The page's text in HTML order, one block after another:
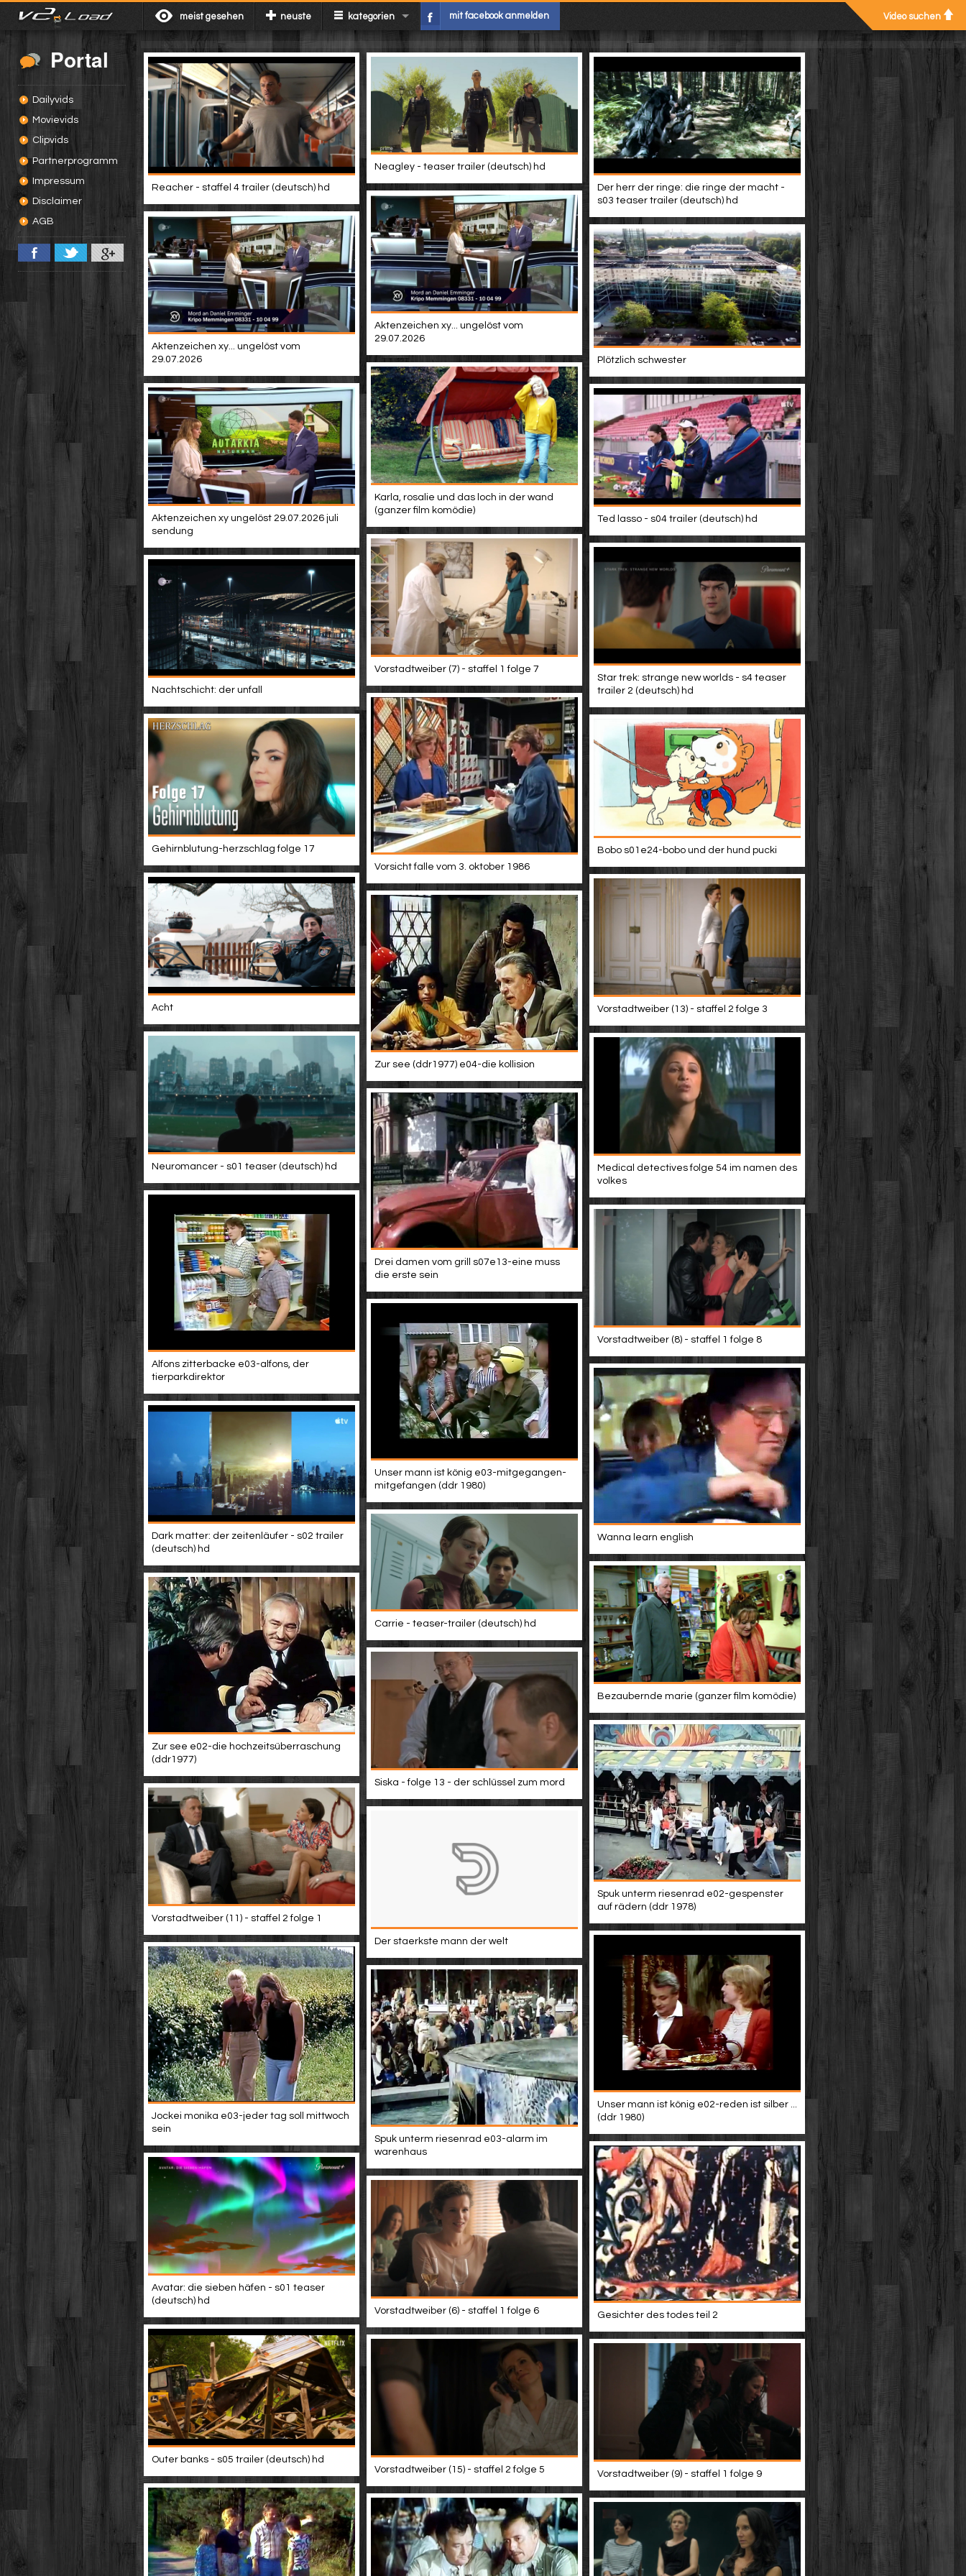
meist gesehen neuste kategorien mit facebook anmelden Video suchen
Portal
Dailyvids
Movievids
Clipvids
Partnerprogramm
Impressum
Disclaimer
AGB
Reacher - staffel 4 trailer (deutsch) hd
Neagley - teaser trailer (deutsch) hd
Der herr der ringe: die ringe der macht -
s03 teaser trailer (deutsch) hd
Aktenzeichen xy... ungelöst vom
29.07.2026
Aktenzeichen xy... ungelöst vom
29.07.2026
Plötzlich schwester
Karla, rosalie und das loch in der wand
(ganzer film komödie)
Aktenzeichen xy ungelöst 29.07.2026 juli
sendung
Ted lasso - s04 trailer (deutsch) hd
Vorstadtweiber (7) - staffel 1 folge 7
Star trek: strange new worlds - s4 teaser
trailer 2 (deutsch) hd
Nachtschicht: der unfall
Vorsicht falle vom 3. oktober 1986
Gehirnblutung-herzschlag folge 17 Bobo s01e24-bobo und der hund pucki
Acht Vorstadtweiber (13) - staffel 2 folge 3
Zur see (ddr1977) e04-die kollision
Neuromancer - s01 teaser (deutsch) hd
Medical detectives folge 54 im namen des
volkes
Drei damen vom grill s07e13-eine muss
die erste sein
Alfons zitterbacke e03-alfons, der
tierparkdirektor
Vorstadtweiber (8) - staffel 1 folge 8
Unser mann ist könig e03-mitgegangen-
mitgefangen (ddr 1980)
Wanna learn english
Dark matter: der zeitenläufer - s02 trailer
(deutsch) hd
Carrie - teaser-trailer (deutsch) hd
Bezaubernde marie (ganzer film komödie)
Zur see e02-die hochzeitsüberraschung
(ddr1977)
Siska - folge 13 - der schlüssel zum mord
Spuk unterm riesenrad e02-gespenster
auf rädern (ddr 1978)
Vorstadtweiber (11) - staffel 2 folge 1
Der staerkste mann der welt
Unser mann ist könig e02-reden ist silber ...
(ddr 1980)
Jockei monika e03-jeder tag soll mittwoch
sein
Spuk unterm riesenrad e03-alarm im
warenhaus
Gesichter des todes teil 2
Avatar: die sieben häfen - s01 teaser
(deutsch) hd
Vorstadtweiber (6) - staffel 1 folge 6
Outer banks - s05 trailer (deutsch) hd
Vorstadtweiber (15) - staffel 2 folge 5
Vorstadtweiber (9) - staffel 1 folge 9